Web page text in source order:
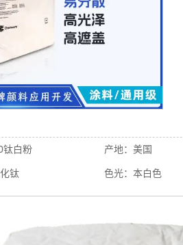
钛白粉 产地： 美国
钛 色光： 本白色